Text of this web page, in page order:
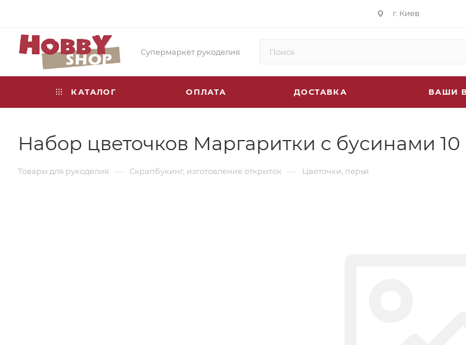
г. Киев
Супермаркет рукоделия
КАТАЛОГ ОПЛАТА ДОСТАВКА ВАШИ
Набор цветочков Маргаритки с бусинами
Товары для рукоделия — Скрапбукинг, изготовление открыток — Цветочки, перья